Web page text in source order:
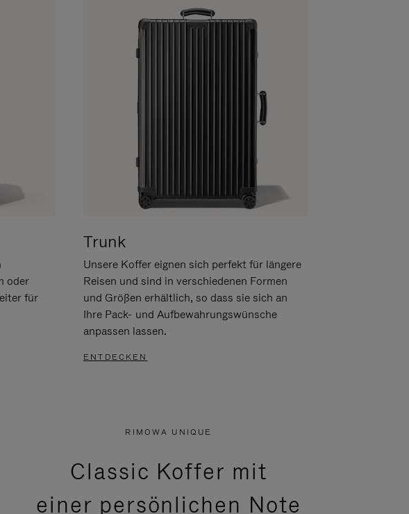
oder
für
Trunk
Unsere Koffer eignen sich perfekt für längere
Reisen und sind in verschiedenen Formen
und Größen erhältlich, so dass sie sich an
Ihre Pack- und Aufbewahrungswünsche
anpassen lassen.
ENTDECKEN
RIMOWA UNIQUE
Classic Koffer mit
einer persönlichen Note